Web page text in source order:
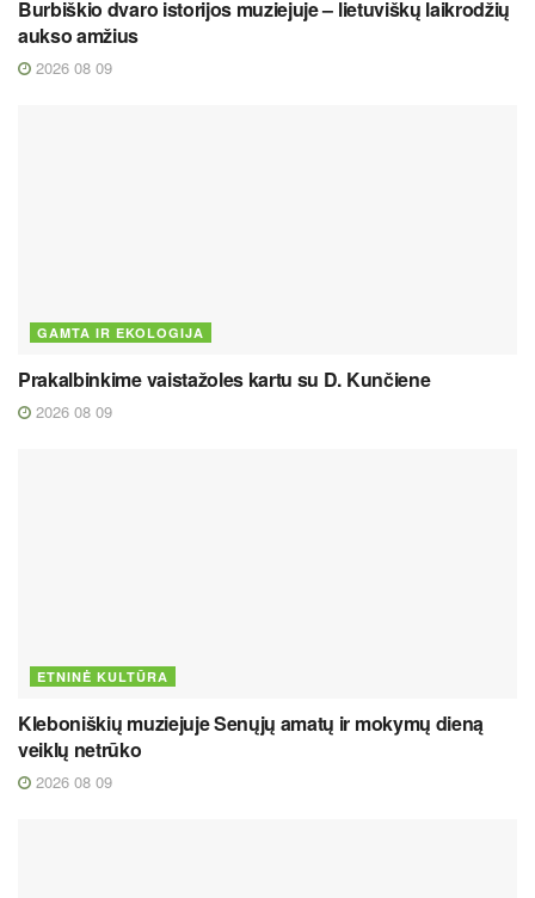
Burbiškio dvaro istorijos muziejuje – lietuviškų laikrodžių
aukso amžius
2026 08 09
GAMTA IR EKOLOGIJA
Prakalbinkime vaistažoles kartu su D. Kunčiene
2026 08 09
ETNINĖ KULTŪRA
Kleboniškių muziejuje Senųjų amatų ir mokymų dieną
veiklų netrūko
2026 08 09